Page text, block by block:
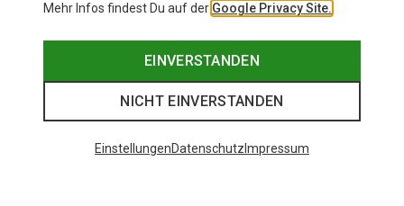
Mehr Infos findest Du auf der Google Privacy Site.
EINVERSTANDEN
NICHT EINVERSTANDEN
EinstellungenDatenschutz Impressum